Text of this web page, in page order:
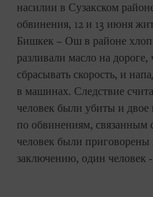
насилии в Сузакском
обвинения, 12 и 13 июня
Бишкек – Ош в районе
разливали масло на дороге,
сбрасывать скорость, и
в машинах. Следствие
человек были убиты и двое
по обвинениям, связанным
человек были
заключению, один человек